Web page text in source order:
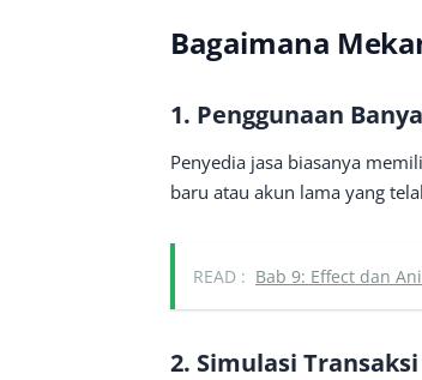
Bagaimana
1. Penggunaan
Penyedia jasa biasanya
baru atau akun lama yang
READ : Bab 9: Effect dan
2. Simulasi Transaksi